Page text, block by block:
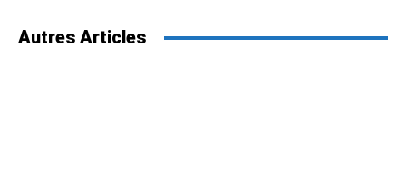
Autres Articles